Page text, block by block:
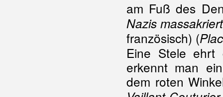
am Fuß des
Nazis
französisch) (
Eine Stele ehrt
erkennt man
dem roten